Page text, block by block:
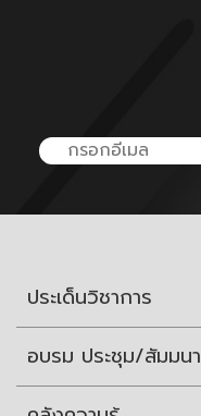
ประเด็นวิชาการ
อบรม ประชุม/สัมมนา